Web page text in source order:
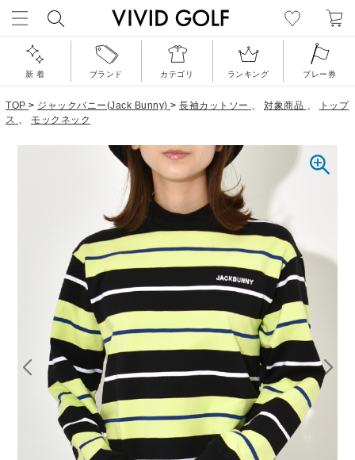
新 着 ブランド カテゴリ ランキング プレー券
TOP > ジャックバニー(Jack Bunny) > 長袖カットソー 、 対象商品 、
トップ
ス 、 モックネック